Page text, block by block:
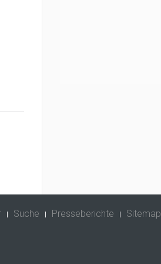
Suche Presseberichte Sitemap